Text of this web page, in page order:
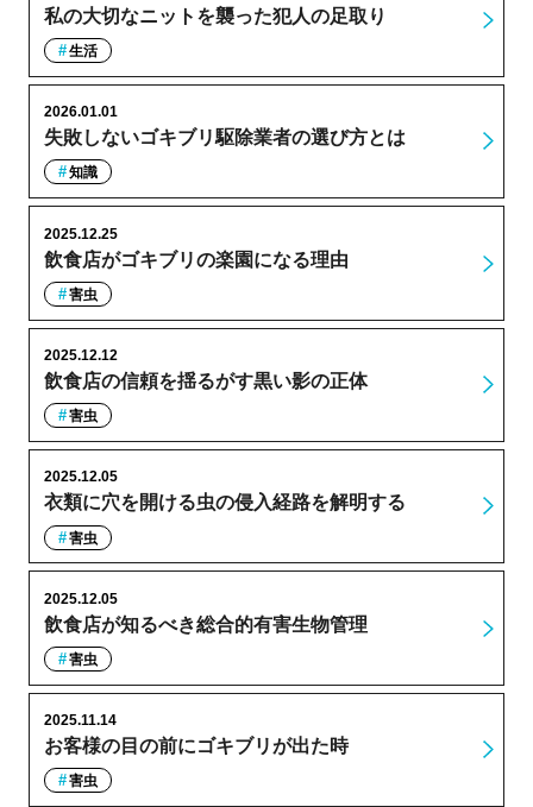
私の大切なニットを襲った犯人の足取り
生活
失敗しないゴキブリ駆除業者の選び方とは
2026.01.01
知識
飲食店がゴキブリの楽園になる理由
2025.12.25
害虫
飲食店の信頼を揺るがす黒い影の正体
2025.12.12
害虫
衣類に穴を開ける虫の侵入経路を解明する
2025.12.05
害虫
飲食店が知るべき総合的有害生物管理
2025.12.05
害虫
お客様の目の前にゴキブリが出た時
2025.11.14
害虫